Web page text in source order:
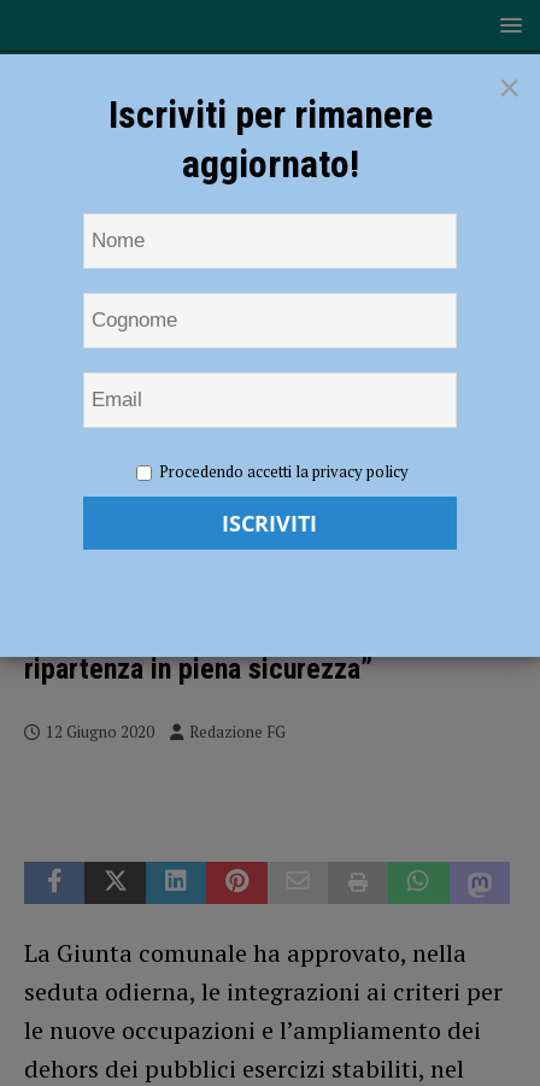
31 ottobre anche per attività artigianali e take-away, Barbieri e Cavalli:
“Agevoliamo la ripartenza in piena sicurezza”
Dehors gratuiti fino al 31 ottobre anche
ripartenza in piena sicurezza”
12 Giugno 2020 Redazione FG
La Giunta comunale ha approvato, nella
seduta odierna, le integrazioni ai criteri per
le nuove occupazioni e l’ampliamento dei
dehors dei pubblici esercizi stabiliti, nel
×
Iscriviti per rimanere
aggiornato!
Procedendo accetti la privacy policy